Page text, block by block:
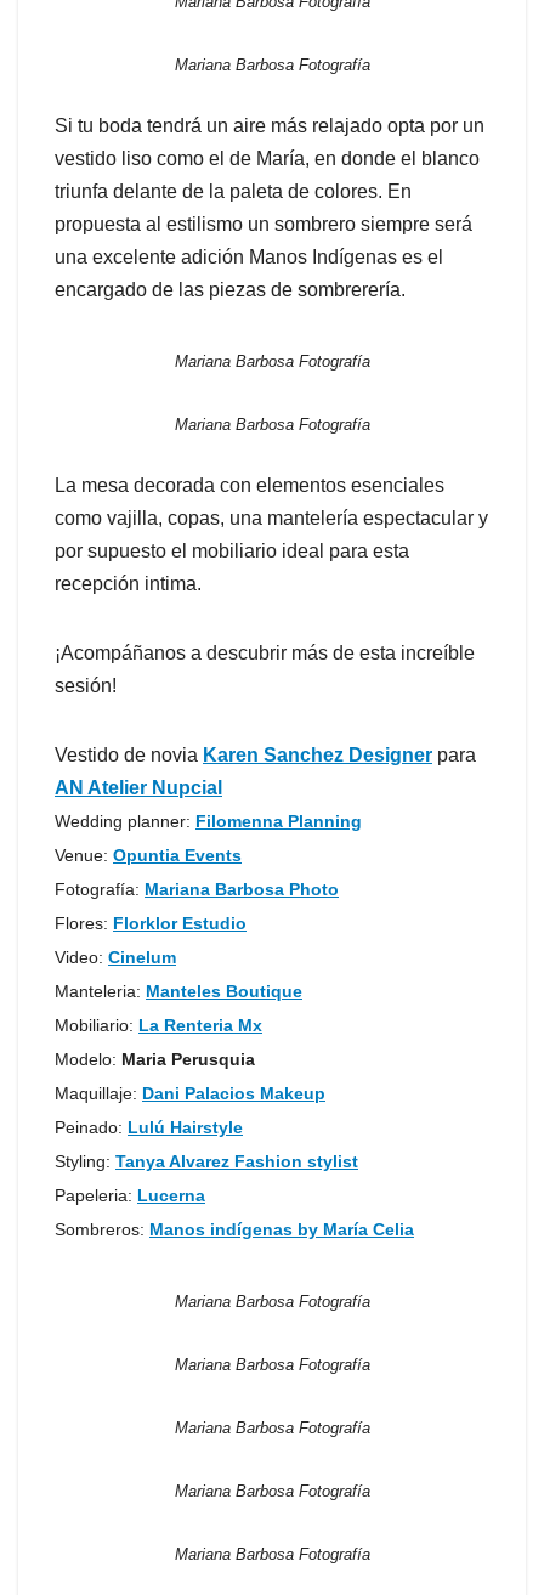
Mariana Barbosa Fotografía
Si tu boda tendrá un aire más relajado opta por un
vestido liso como el de María, en donde el blanco
triunfa delante de la paleta de colores. En
propuesta al estilismo un sombrero siempre será
una excelente adición Manos Indígenas es el
encargado de las piezas de sombrerería.
Mariana Barbosa Fotografía
Mariana Barbosa Fotografía
La mesa decorada con elementos esenciales
como vajilla, copas, una mantelería espectacular y
por supuesto el mobiliario ideal para esta
recepción intima.
¡Acompáñanos a descubrir más de esta increíble
sesión!
Vestido de novia Karen Sanchez Designer para
AN Atelier Nupcial
Wedding planner: Filomenna Planning
Venue: Opuntia Events
Fotografía: Mariana Barbosa Photo
Flores: Florklor Estudio
Video: Cinelum
Manteleria: Manteles Boutique
Mobiliario: La Renteria Mx
Modelo: Maria Perusquia
Maquillaje: Dani Palacios Makeup
Peinado: Lulú Hairstyle
Styling: Tanya Alvarez Fashion stylist
Papeleria: Lucerna
Sombreros: Manos indígenas by María Celia
Mariana Barbosa Fotografía
Mariana Barbosa Fotografía
Mariana Barbosa Fotografía
Mariana Barbosa Fotografía
Mariana Barbosa Fotografía